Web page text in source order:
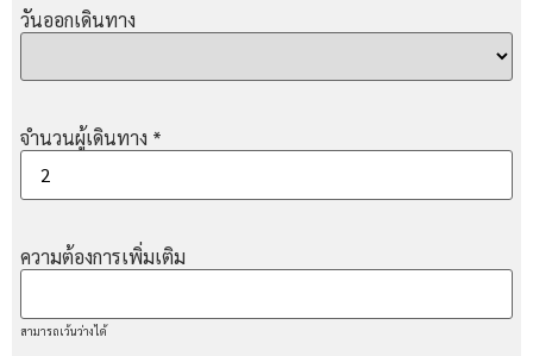
วันออกเดินทาง
จำนวนผู้เดินทาง *
ความต้องการเพิ่มเติม
สามารถเว้นว่างได้